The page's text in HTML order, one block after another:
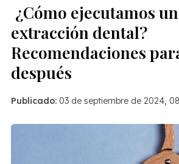
¿Cómo ejecutamos
extracción dental?
Recomendaciones
después
Publicado: 03 de septiembre de 2024,